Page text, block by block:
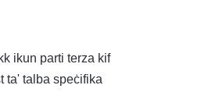
ikun parti terza kif
ta' talba speċifika